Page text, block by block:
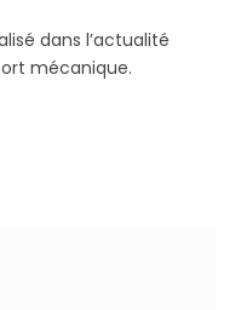
dans l’actualité
mécanique.